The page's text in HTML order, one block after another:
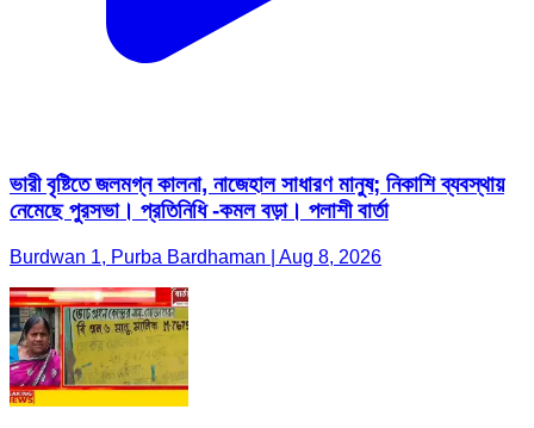
ভারী বৃষ্টিতে জলমগ্ন কালনা, নাজেহাল সাধারণ মানুষ; নিকাশি ব্যবস্থায়
নেমেছে পুরসভা। প্রতিনিধি -কমল বড়া। পলাশী বার্তা
Burdwan 1, Purba Bardhaman | Aug 8, 2026